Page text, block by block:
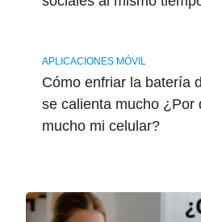
APLICACIONES MÓVIL
Cómo enfriar la batería
se calienta mucho ¿Por
mucho mi celular?